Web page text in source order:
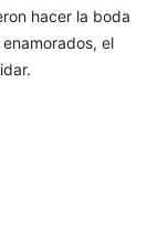
hacer la boda
el